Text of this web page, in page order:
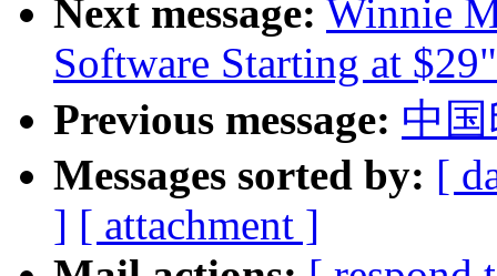
Next message: Winnie
Software Starting at $29"
Previous message: 中
Messages sorted by: [
] [ attachment ]